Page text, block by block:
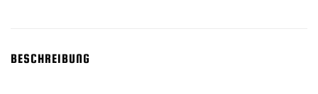
BESCHREIBUNG